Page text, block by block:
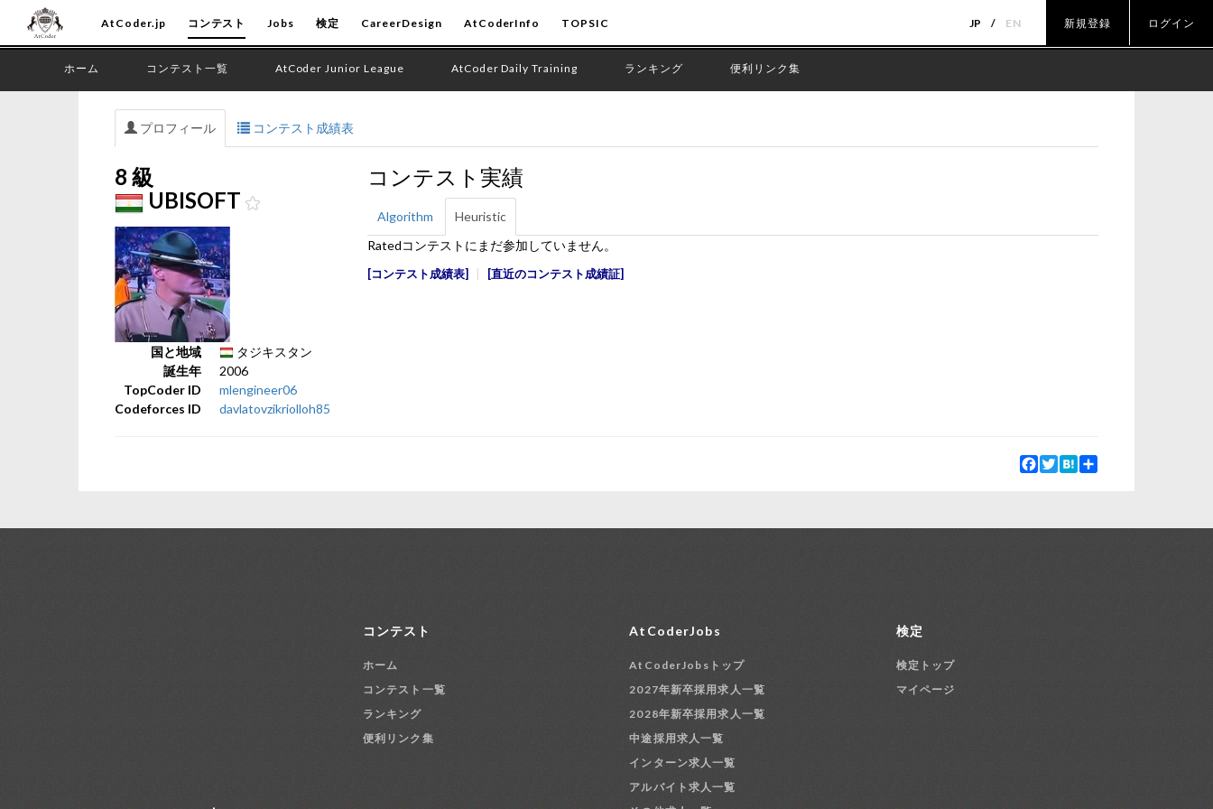
AtCoder.jp コンテスト Jobs 検定 CareerDesign AtCoderInfo TOPSIC JP EN 新規登録 ログイン
ホーム コンテスト一覧 AtCoder Junior League AtCoder Daily Training ランキング 便利リンク集
プロフィール コンテスト成績表
8 級
UBISOFT
国と地域
タジキスタン
誕生年
2006
TopCoder ID
mlengineer06
Codeforces ID
davlatovzikriolloh85
コンテスト実績
Algorithm
Heuristic
Ratedコンテストにまだ参加していません。
コンテスト成績表 直近のコンテスト成績証
Facebook
Twitter
Hatena
コンテスト
ホーム
コンテスト一覧
ランキング
便利リンク集
AtCoderJobs
AtCoderJobsトップ
2027年新卒採用求人一覧
2028年新卒採用求人一覧
中途採用求人一覧
インターン求人一覧
アルバイト求人一覧
検定
検定トップ
マイページ